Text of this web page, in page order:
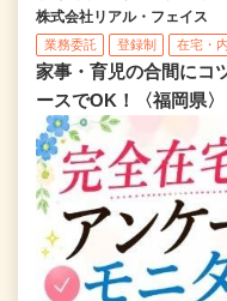
株式会社リアル・フェイス
業務委託 登録制 在宅・
家事・育児の合間にコ
ースでOK！〈福岡県〉